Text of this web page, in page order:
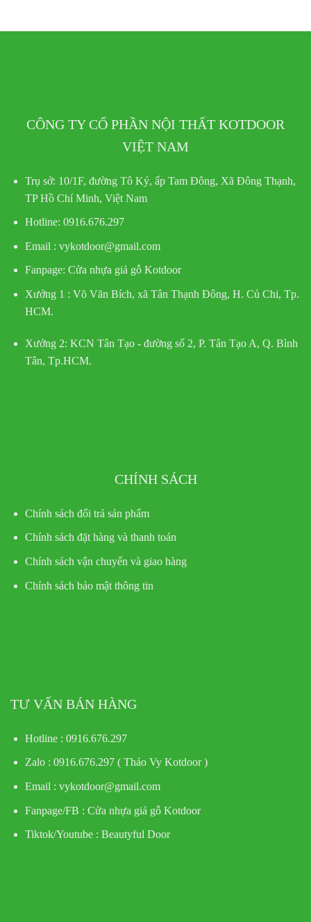
CÔNG TY CỔ PHẦN NỘI THẤT KOTDOOR
VIỆT NAM
Trụ sở: 10/1F, đường Tô Ký, ấp Tam Đông, Xã Đông Thạnh,
TP Hồ Chí Minh, Việt Nam
Hotline: 0916.676.297
Email : vykotdoor@gmail.com
Fanpage: Cửa nhựa giả gỗ Kotdoor
Xưởng 1 : Võ Văn Bích, xã Tân Thạnh Đông, H. Củ Chi, Tp.
HCM.
Xưởng 2: KCN Tân Tạo - đường số 2, P. Tân Tạo A, Q. Bình
Tân, Tp.HCM.
CHÍNH SÁCH
Chính sách đổi trả sản phẩm
Chính sách đặt hàng và thanh toán
Chính sách vận chuyển và giao hàng
Chính sách bảo mật thông tin
TƯ VẤN BÁN HÀNG
Hotline : 0916.676.297
Zalo : 0916.676.297 ( Thảo Vy Kotdoor )
Email : vykotdoor@gmail.com
Fanpage/FB : Cửa nhựa giả gỗ Kotdoor
Tiktok/Youtube : Beautyful Door